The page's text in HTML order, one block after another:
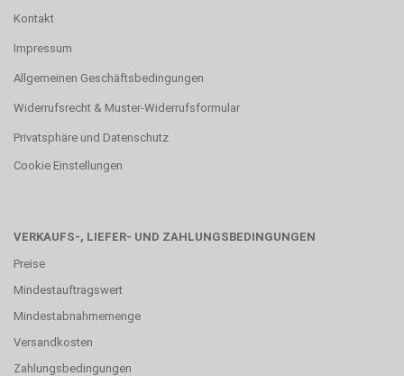
Kontakt
Impressum
Allgemeinen Geschäftsbedingungen
Widerrufsrecht & Muster-Widerrufsformular
Privatsphäre und Datenschutz
Cookie Einstellungen
VERKAUFS-, LIEFER- UND ZAHLUNGSBEDINGUNGEN
Preise
Mindestauftragswert
Mindestabnahmemenge
Versandkosten
Zahlungsbedingungen